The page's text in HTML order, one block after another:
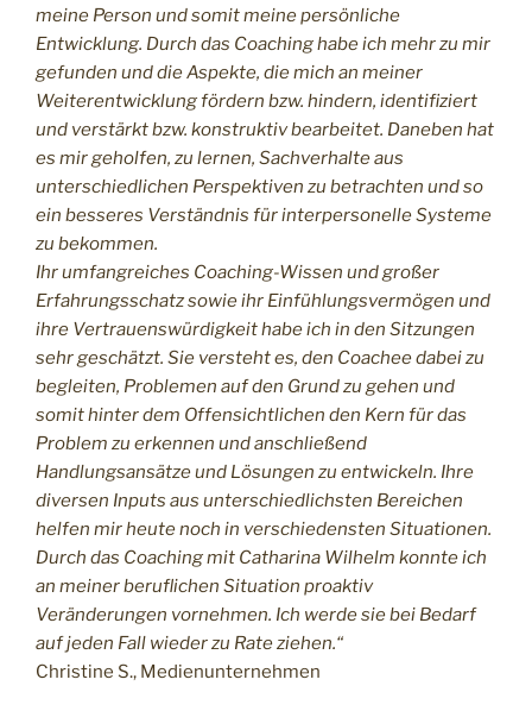
meine Person und somit meine persönliche
Entwicklung. Durch das Coaching habe ich mehr zu mir
gefunden und die Aspekte, die mich an meiner
Weiterentwicklung fördern bzw. hindern, identifiziert
und verstärkt bzw. konstruktiv bearbeitet. Daneben hat
es mir geholfen, zu lernen, Sachverhalte aus
unterschiedlichen Perspektiven zu betrachten und so
ein besseres Verständnis für interpersonelle Systeme
zu bekommen.
Ihr umfangreiches Coaching-Wissen und großer
Erfahrungsschatz sowie ihr Einfühlungsvermögen und
ihre Vertrauenswürdigkeit habe ich in den Sitzungen
sehr geschätzt. Sie versteht es, den Coachee dabei zu
begleiten, Problemen auf den Grund zu gehen und
somit hinter dem Offensichtlichen den Kern für das
Problem zu erkennen und anschließend
Handlungsansätze und Lösungen zu entwickeln. Ihre
diversen Inputs aus unterschiedlichsten Bereichen
helfen mir heute noch in verschiedensten Situationen.
Durch das Coaching mit Catharina Wilhelm konnte ich
an meiner beruflichen Situation proaktiv
Veränderungen vornehmen. Ich werde sie bei Bedarf
auf jeden Fall wieder zu Rate ziehen.“
Christine S., Medienunternehmen